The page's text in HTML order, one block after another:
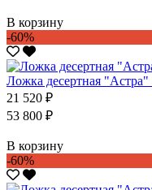
В корзину
-60%
Ложка десертная "Астра"
21 520 ₽
53 800 ₽
В корзину
-60%